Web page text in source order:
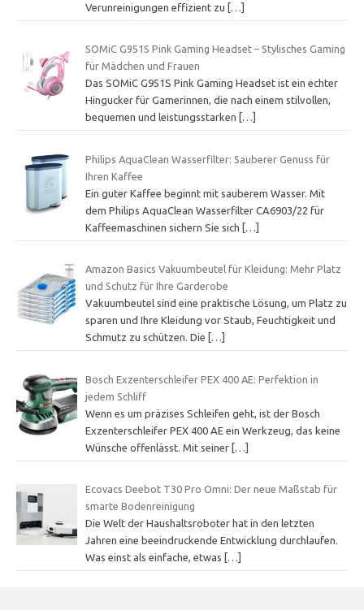
Verunreinigungen effizient zu
[…]
SOMiC G951S Pink Gaming Headset – Stylisches Gaming
für Mädchen und Frauen
Das SOMiC G951S Pink Gaming Headset ist ein echter
Hingucker für Gamerinnen, die nach einem stilvollen,
bequemen und leistungsstarken
[…]
Philips AquaClean Wasserfilter: Sauberer Genuss für
Ihren Kaffee
Ein guter Kaffee beginnt mit sauberem Wasser. Mit
dem Philips AquaClean Wasserfilter CA6903/22 für
Kaffeemaschinen sichern Sie sich
[…]
Amazon Basics Vakuumbeutel für Kleidung: Mehr Platz
und Schutz für Ihre Garderobe
Vakuumbeutel sind eine praktische Lösung, um Platz zu
sparen und Ihre Kleidung vor Staub, Feuchtigkeit und
Schmutz zu schützen. Die
[…]
Bosch Exzenterschleifer PEX 400 AE: Perfektion in
jedem Schliff
Wenn es um präzises Schleifen geht, ist der Bosch
Exzenterschleifer PEX 400 AE ein Werkzeug, das keine
Wünsche offenlässt. Mit seiner […]
Ecovacs Deebot T30 Pro Omni: Der neue Maßstab für
smarte Bodenreinigung
Die Welt der Haushaltsroboter hat in den letzten
Jahren eine beeindruckende Entwicklung durchlaufen.
Was einst als einfache, etwas
[…]